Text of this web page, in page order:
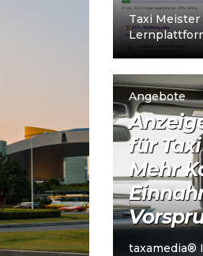
Taxi
den Taxi-
richtet sich
Angebote
für
Mehr
taxamedia®